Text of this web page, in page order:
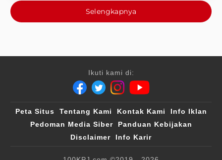
Selengkapnya
Ikuti kami di:
Peta Situs Tentang Kami Kontak Kami
Info Iklan
Pedoman Media Siber
Panduan Kebijakan
Disclaimer
Info Karir